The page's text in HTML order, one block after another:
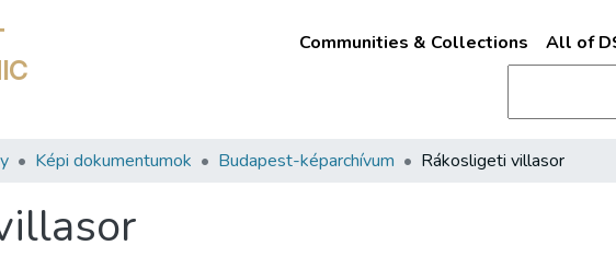
Communities & Collections All of
Képi dokumentumok Budapest-képarchívum Rákosligeti villasor